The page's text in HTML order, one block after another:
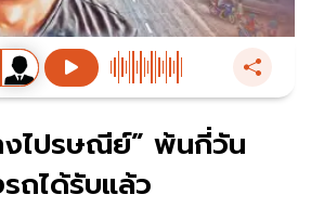
งไปรษณีย์” พ้นกี่วัน
ถได้รับแล้ว